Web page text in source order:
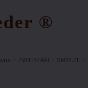
®
zadawane pytania
ZWIERZAKI SMYCZE